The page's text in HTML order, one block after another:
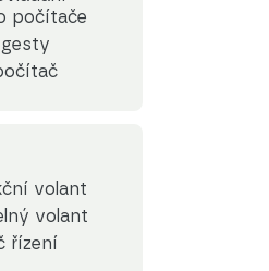
počítače
volant
volant
řízení